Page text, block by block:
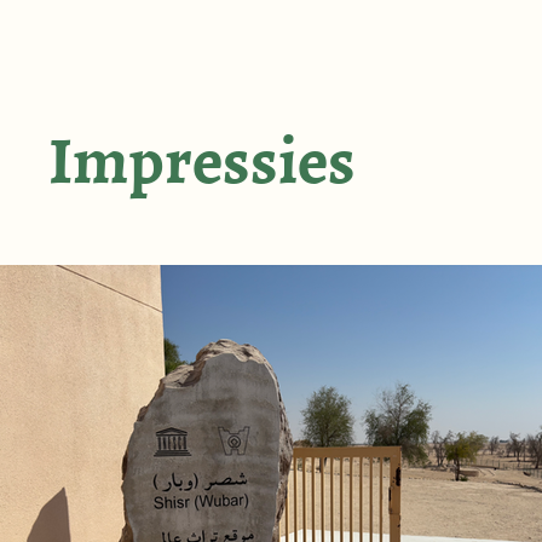
Overnachting in Jebel Shams Resort.
Dag 5 – Balcony Walk en Nizwa
Nizwa, oasestad en voormalige hoofdstad van het
Overnachting in Nizwa, Bustan Inn.
Dag 6 – Jabrin Castle en Across Ages Museum
Bezoek Jabrin Castle, een prachtig 17e-eeuws fort,
Across Ages Museum, een modern en interactief
Overnachting in Nizwa, Bustan Inn.
Dag 7 – Nizwa-Al Sharquia Desert
Impressies